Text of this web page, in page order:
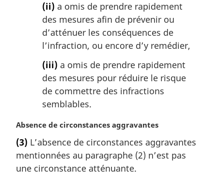
(ii) a omis de prendre rapidement
des mesures afin de prévenir ou
d’atténuer les conséquences de
l’infraction, ou encore d’y remédier,
(iii) a omis de prendre rapidement
des mesures pour réduire le risque
de commettre des infractions
semblables.
N
t
e
m
Absence de circonstances aggravantes
(3) L’absence de circonstances aggravantes
mentionnées au paragraphe (2) n’est pas
une circonstance atténuante.